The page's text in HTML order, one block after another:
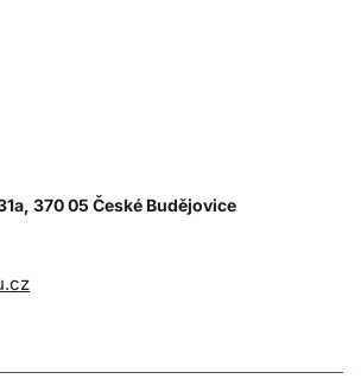
370 05 České Budějovice